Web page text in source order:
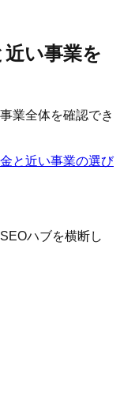
い事業を
業全体を確認でき
と近い事業の選び
ハブを横断し